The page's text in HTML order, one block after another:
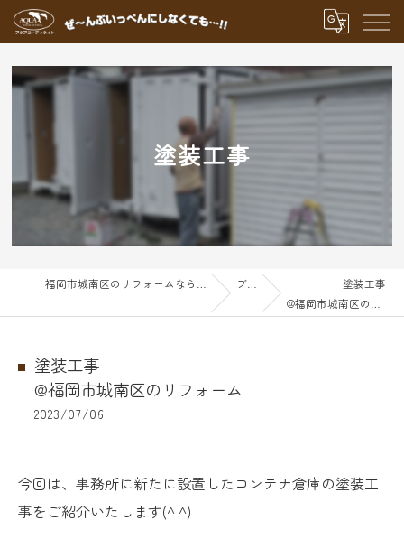
塗装工事
ブログ
塗装工事
@福岡市城南区のリフォーム
塗装工事
@福岡市城南区のリフォーム
2023/07/06
今回は、事務所に新たに設置したコンテナ倉庫の塗装工
事をご紹介いたします(^ ^)